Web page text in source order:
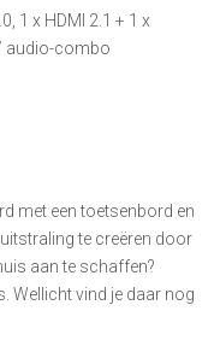
1 x HDMI 2.1 + 1 x
audio-combo
met een toetsenbord en
te creëren door
aan te schaffen?
Wellicht vind je daar nog